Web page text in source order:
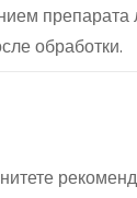
препарата
обработки.